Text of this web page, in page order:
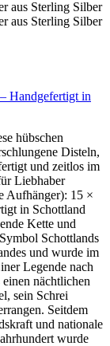
Handgefertigt in
hübschen
Disteln,
und zeitlos im
Liebhaber
Aufhänger): 15 ×
in Schottland
Kette und
Schottlands
und wurde im
Legende nach
nächtlichen
sein Schrei
Seitdem
und nationale
wurde